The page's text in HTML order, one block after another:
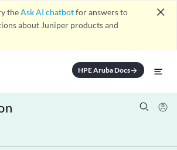
theAsk AI chatbotfor answers to
about Juniper products and
close
HPE Aruba Docsarrow_forward